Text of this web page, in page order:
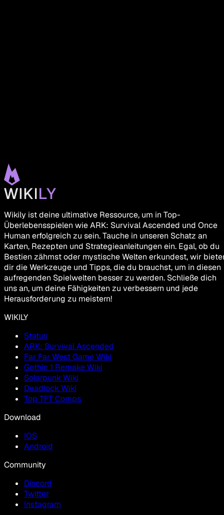
Wikily ist deine ultimative Ressource, um in Top-
Überlebensspielen wie ARK: Survival Ascended und Once
Human erfolgreich zu sein. Tauche in unseren Schatz an
Karten, Rezepten und Strategieanleitungen ein. Egal, ob du
Bestien zähmst oder mystische Welten erkundest, wir
dir die Werkzeuge und Tipps, die du brauchst, um in diesen
aufregenden Spielwelten besser zu werden. Schließe dich
uns an, um deine Fähigkeiten zu verbessern und jede
Herausforderung zu meistern!
WIKILY
Status
ARK: Survival Ascended
Far Far West Game Wiki
Gothic 1 Remake Wiki
Solarpunk Wiki
Deadlock Wiki
Top TFT Comps
Download
IOS
Android
Community
Discord
Twitter
Instagram